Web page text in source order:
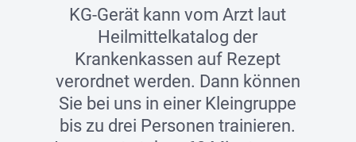
KG-Gerät kann vom Arzt laut
Heilmittelkatalog der
Krankenkassen auf Rezept
verordnet werden. Dann können
Sie bei uns in einer Kleingruppe
bis zu drei Personen trainieren.